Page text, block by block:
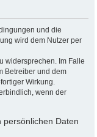
und die
wird dem Nutzer per
widersprechen. Im Falle
Betreiber und dem
Wirkung.
wenn der
Daten